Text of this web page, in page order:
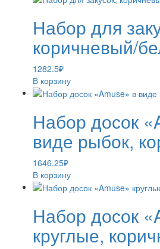
Набор для
коричневый/
1282.5₽
В корзину
Набор досок
виде рыбок,
1646.25₽
В корзину
Набор досок
круглые,